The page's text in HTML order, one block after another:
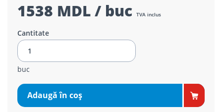
1538 MDL / buc TVA inclus
Cantitate
buc
Adaugă în coş